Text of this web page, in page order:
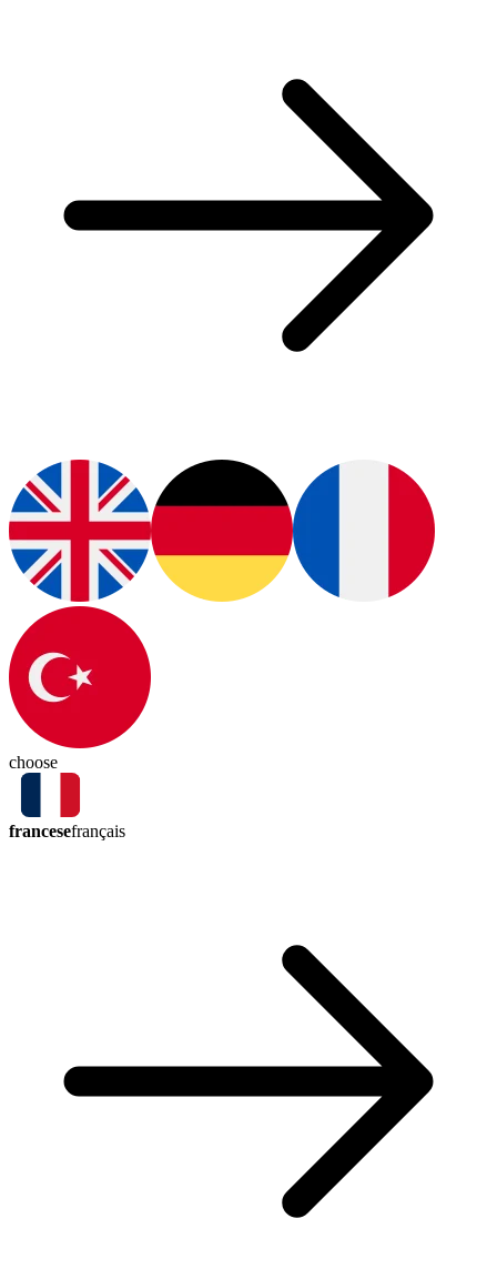
choose
francesefrançais